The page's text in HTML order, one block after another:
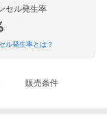
セル発生率
ル発生率とは？
販売条件